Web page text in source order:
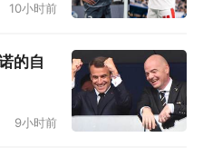
部贯穿的是文化精神，
、看台、更衣室等等方
系下观摩整个基地的
曼城等等俱乐部，他们
文化相依托。有一点
10小时前
的自
9小时前